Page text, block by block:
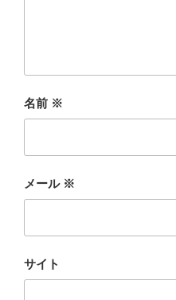
名前 ※
メール ※
サイト